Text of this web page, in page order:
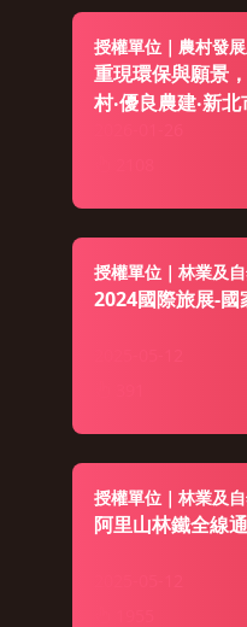
授權單位｜農村發
重現環保與願景
村‧優良農建‧新北
授權單位｜林業及
2024國際旅展-國
授權單位｜林業及
阿里山林鐵全線